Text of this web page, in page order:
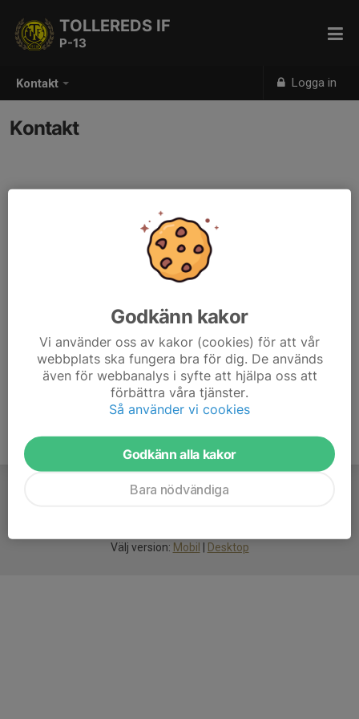
Kontakt Logga in
TOLLEREDS IF
P-13
Kontakt
Susanne Lindblom
Mobil visas bara för inloggade
Välj version: Mobil Desktop
Godkänn kakor
Vi använder oss av kakor (cookies) för att vår
webbplats ska fungera bra för dig. De används
även för webbanalys i syfte att hjälpa oss att
förbättra våra tjänster.
Så använder vi cookies
Godkänn alla kakor
Bara nödvändiga